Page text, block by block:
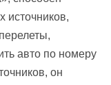
источников,
авто по номеру
он